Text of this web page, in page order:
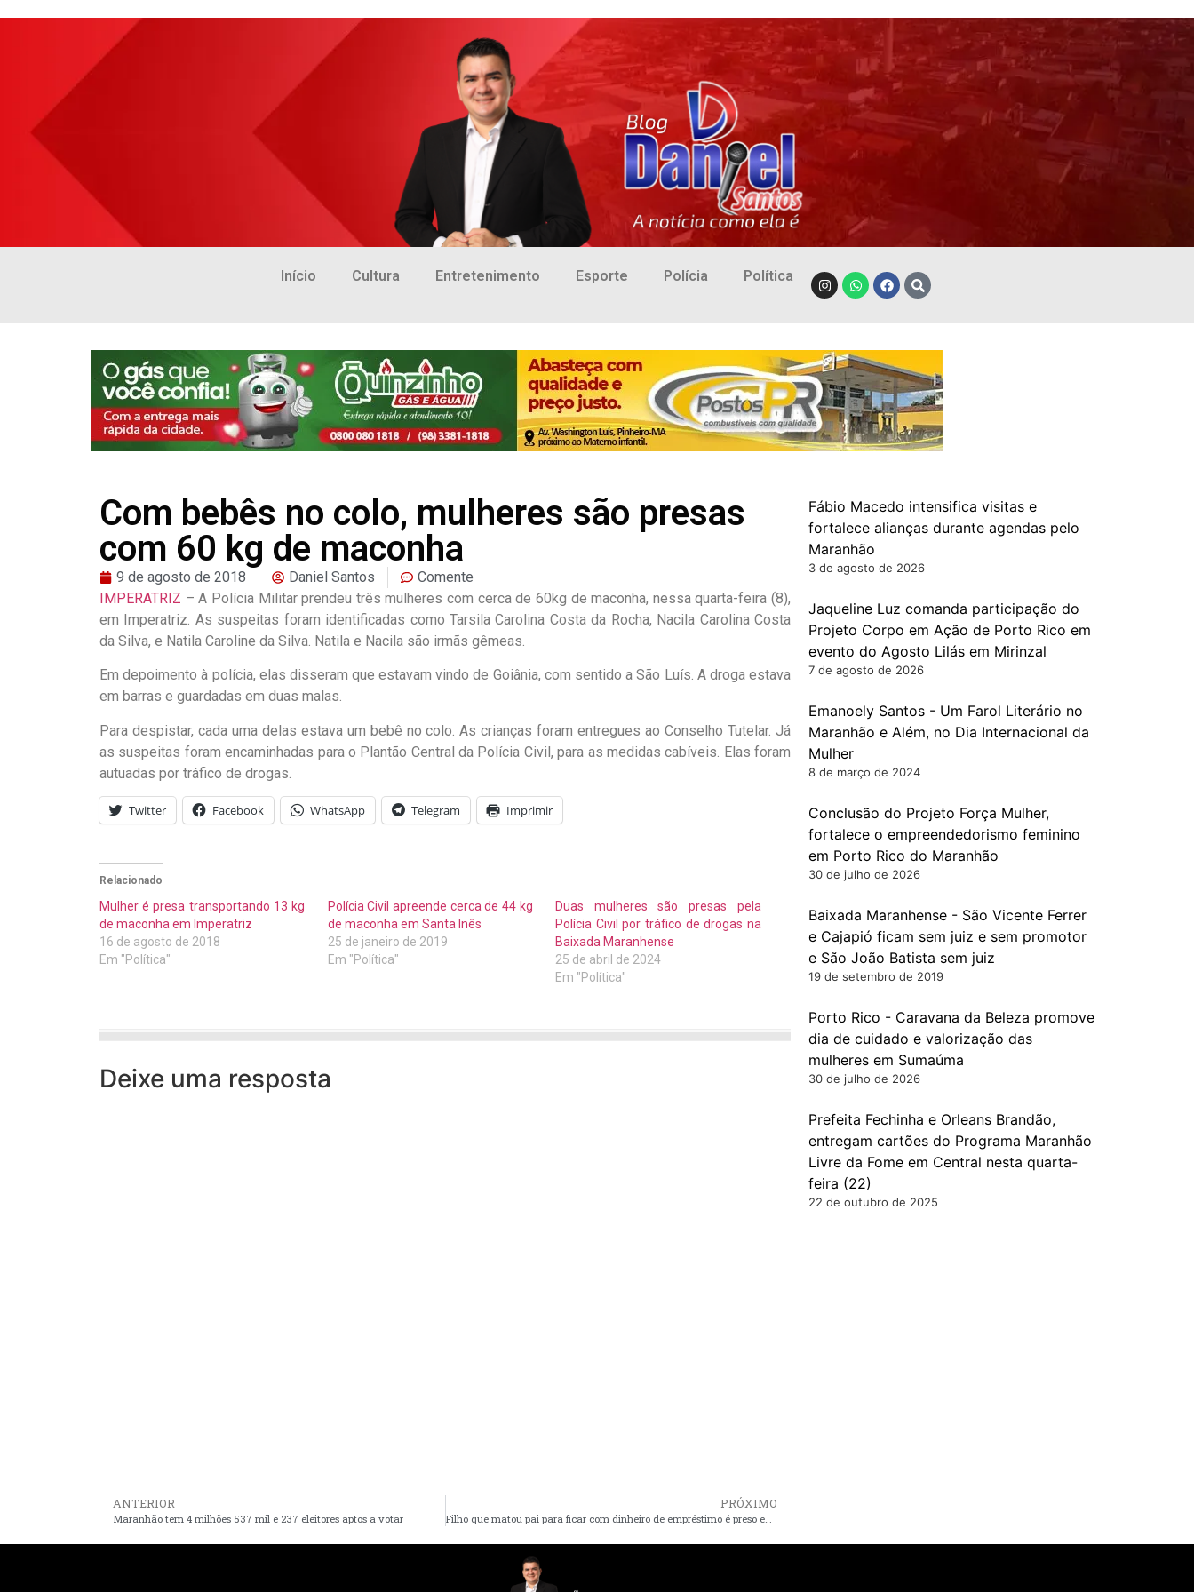
Início Cultura Entretenimento Esporte Polícia Política
Com bebês no colo, mulheres são presas
com 60 kg de maconha
9 de agosto de 2018 Daniel Santos
Comente
IMPERATRIZ – A Polícia Militar prendeu três mulheres com cerca de 60kg de maconha, nessa quarta-feira (8),
em Imperatriz. As suspeitas foram identificadas como Tarsila Carolina Costa da Rocha, Nacila Carolina Costa
da Silva, e Natila Caroline da Silva. Natila e Nacila são irmãs gêmeas.
Em depoimento à polícia, elas disseram que estavam vindo de Goiânia, com sentido a São Luís. A droga estava
em barras e guardadas em duas malas.
Para despistar, cada uma delas estava um bebê no colo. As crianças foram entregues ao Conselho Tutelar. Já
as suspeitas foram encaminhadas para o Plantão Central da Polícia Civil, para as medidas cabíveis. Elas foram
autuadas por tráfico de drogas.
Twitter Facebook WhatsApp Telegram Imprimir
Relacionado
Mulher é presa transportando 13 kg
de maconha em Imperatriz
16 de agosto de 2018
Em "Política"
Polícia Civil apreende cerca de 44 kg
de maconha em Santa Inês
25 de janeiro de 2019
Em "Política"
Duas mulheres são presas pela
Polícia Civil por tráfico de drogas na
Baixada Maranhense
25 de abril de 2024
Em "Política"
Deixe uma resposta
ANTERIOR
Maranhão tem 4 milhões 537 mil e 237 eleitores aptos a votar
PRÓXIMO
Filho que matou pai para ficar com dinheiro de empréstimo é preso em Icatu
Fábio Macedo intensifica visitas e
fortalece alianças durante agendas pelo
Maranhão
3 de agosto de 2026
Jaqueline Luz comanda participação do
Projeto Corpo em Ação de Porto Rico em
evento do Agosto Lilás em Mirinzal
7 de agosto de 2026
Emanoely Santos - Um Farol Literário no
Maranhão e Além, no Dia Internacional da
Mulher
8 de março de 2024
Conclusão do Projeto Força Mulher,
fortalece o empreendedorismo feminino
em Porto Rico do Maranhão
30 de julho de 2026
Baixada Maranhense - São Vicente Ferrer
e Cajapió ficam sem juiz e sem promotor
e São João Batista sem juiz
19 de setembro de 2019
Porto Rico - Caravana da Beleza promove
dia de cuidado e valorização das
mulheres em Sumaúma
30 de julho de 2026
Prefeita Fechinha e Orleans Brandão,
entregam cartões do Programa Maranhão
Livre da Fome em Central nesta quarta-
feira (22)
22 de outubro de 2025